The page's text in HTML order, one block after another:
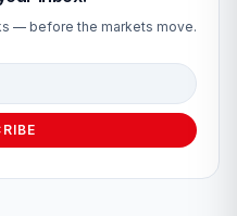
— before the markets move.